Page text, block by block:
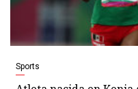
Sports